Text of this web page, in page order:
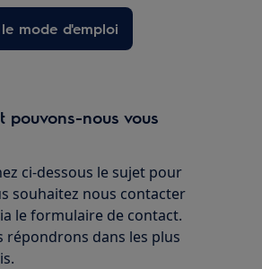
mode d'emploi
pouvons-nous vous
ci-dessous le sujet pour
souhaitez nous contacter
le formulaire de contact.
répondrons dans les plus